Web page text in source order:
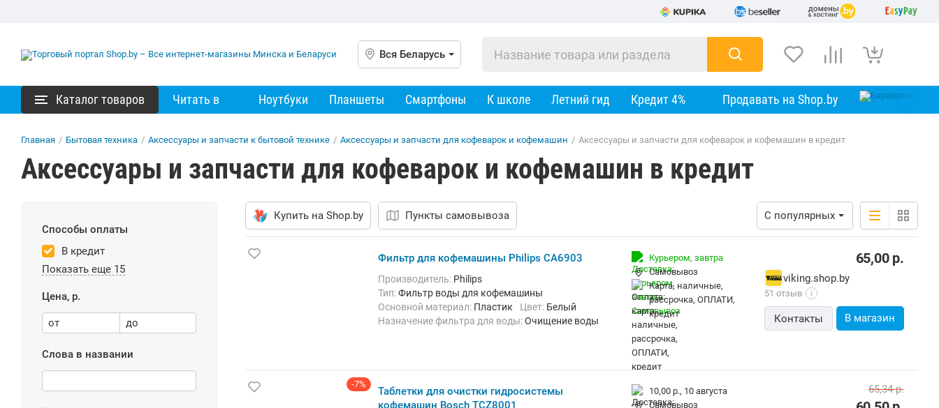
Вся Беларусь
Каталог товаров Читать в Ноутбуки Планшеты Смартфоны К школе Летний гид Кредит 4% Продавать на Shop.by
Главная / Бытовая техника / Аксессуары и запчасти к бытовой технике / Аксессуары и запчасти для кофеварок и кофемашин / Аксессуары и запчасти для кофеварок и кофемашин в кредит
Аксессуары и запчасти для кофеварок и кофемашин в кредит
Способы оплаты
В кредит
Показать еще 15
Цена, р.
от до
Слова в названии
Купить на Shop.by Пункты самовывоза С популярных
Фильтр для кофемашины Philips CA6903
Производитель: Philips
Тип:Фильтр воды для кофемашины
Основной материал: Пластик Цвет: Белый
Назначение фильтра для воды:Очищение воды
Курьером, завтра
Самовывоз
карта, наличные,
рассрочка, ОПЛАТИ,
кредит
65,00р.
viking.shop.by
51 отзыв i
Контакты В магазин
-7%
Таблетки для очистки гидросистемы
кофемашин Bosch TCZ8001
10,00 р., 10 августа
Самовывоз
65,34р.